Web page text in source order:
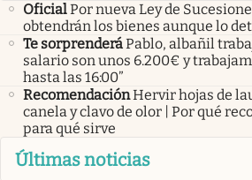
OficialPor nueva Ley de
obtendrán los bienes aunque lo
Te sorprenderáPablo, albañil
salario son unos 6.200€ y
hasta las 16:00”
RecomendaciónHervir hojas de
canela y clavo de olor | Por qué
para qué sirve
Últimas noticias